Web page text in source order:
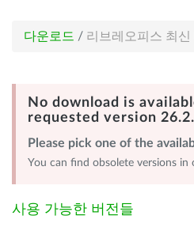
다운로드 / 리브레오피스 최신
No download is
requested version
Please pick one of the
You can find obsolete versions in
사용 가능한 버전들